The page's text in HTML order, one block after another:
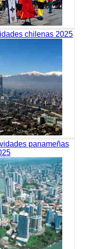
chilenas 2025
panameñas